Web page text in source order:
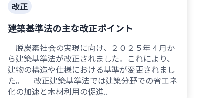
改正
建築基準法の主な改正ポイント
脱炭素社会の実現に向け、２０２５年４月か
ら建築基準法が改正されました。これにより、
建物の構造や仕様における基準が変更されまし
た。 改正建築基準法では建築分野での省エネ
化の加速と木材利用の促進..